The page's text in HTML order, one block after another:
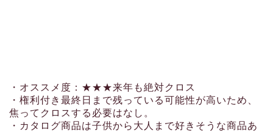
・オススメ度：★★★来年も絶対クロス
・権利付き最終日まで残っている可能性が高いため、
焦ってクロスする必要はなし。
・カタログ商品は子供から大人まで好きそうな商品あ